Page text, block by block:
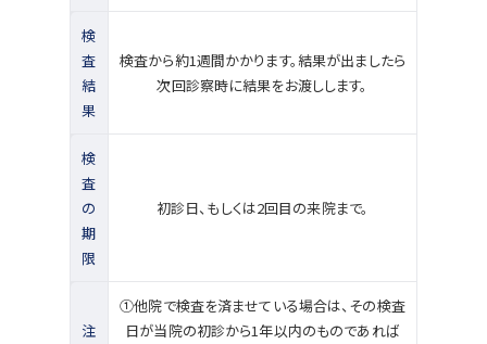
検
査
結
果
検査から約1週間かかります。結果が出ましたら
次回診察時に結果をお渡しします。
検
査
の
期
限
初診日、もしくは2回目の来院まで。
注
①他院で検査を済ませている場合は、その検査
日が当院の初診から1年以内のものであれば